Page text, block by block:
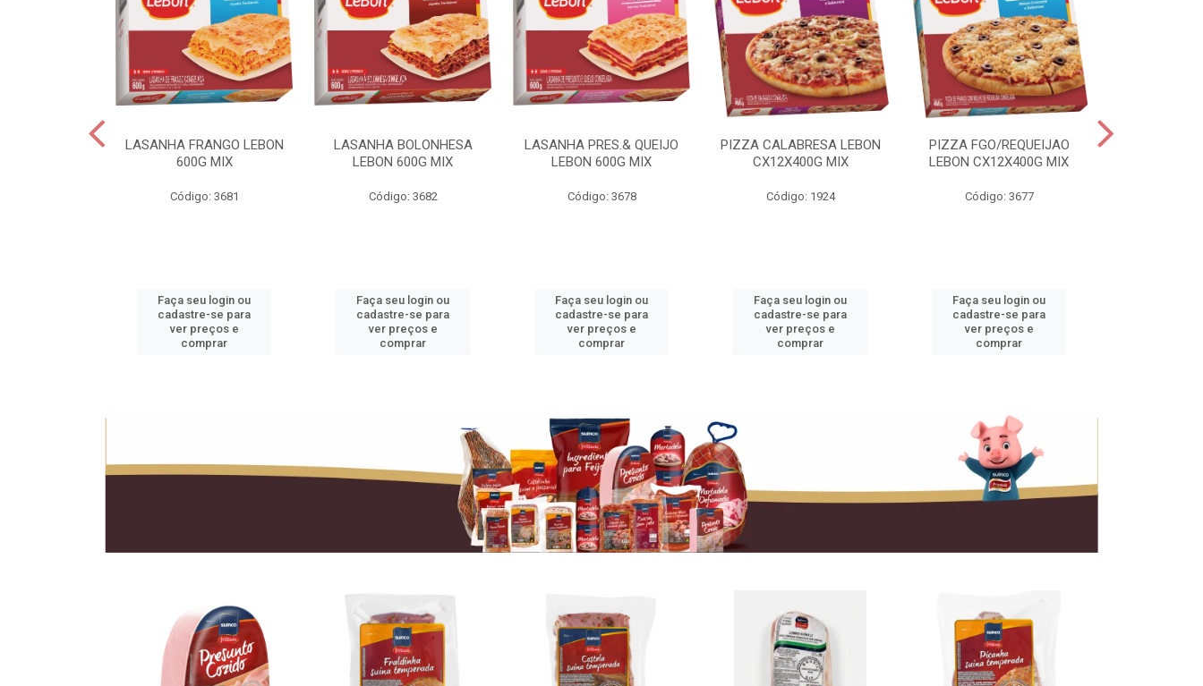
LASANHA FRANGO LEBON
600G MIX
Código: 3681
Faça seu login ou
cadastre-se para
ver preços e
comprar
LASANHA BOLONHESA
LEBON 600G MIX
Código: 3682
Faça seu login ou
cadastre-se para
ver preços e
comprar
LASANHA PRES.& QUEIJO
LEBON 600G MIX
Código: 3678
Faça seu login ou
cadastre-se para
ver preços e
comprar
PIZZA CALABRESA LEBON
CX12X400G MIX
Código: 1924
Faça seu login ou
cadastre-se para
ver preços e
comprar
PIZZA FGO/REQUEIJAO
LEBON CX12X400G MIX
Código: 3677
Faça seu login ou
cadastre-se para
ver preços e
comprar